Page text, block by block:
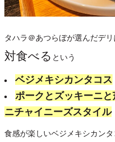
タハラ＠あつらぼが選んだデリ
対食べる という
ベジメキシカンタコス
ポークとズッキーニ
ニチャイニーズスタイル
食感が楽しいベジメキシカン